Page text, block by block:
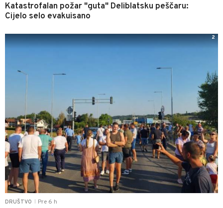
Katastrofalan požar "guta" Deliblatsku peščaru:
Cijelo selo evakuisano
DRUŠTVO Pre 6 h
2